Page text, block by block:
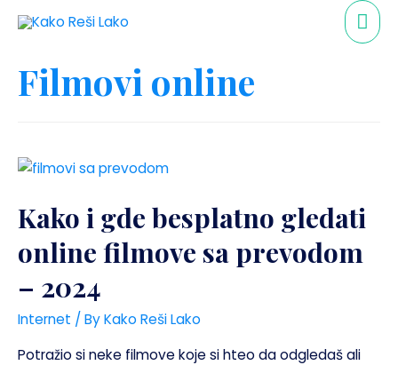
Filmovi online
Kako i gde besplatno gledati
online filmove sa prevodom
– 2024
Internet / ByKako Reši Lako
Potražio si neke filmove koje si hteo da odgledaš ali